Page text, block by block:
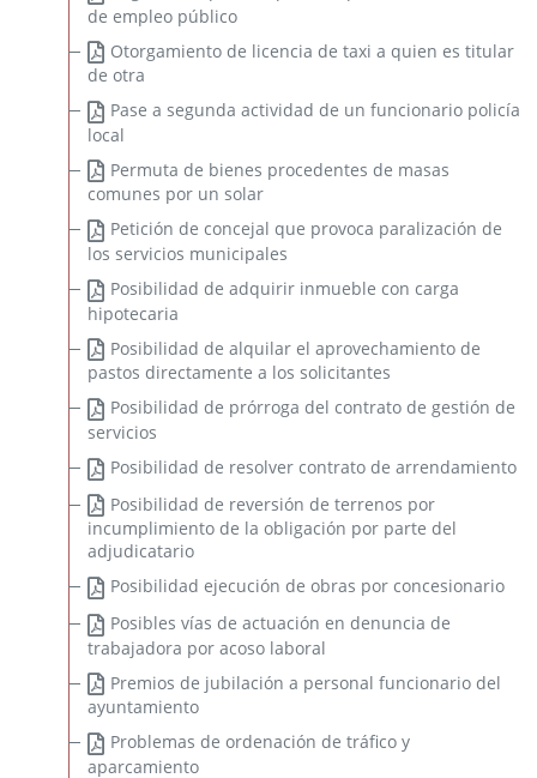
de empleo público
Otorgamiento de licencia de taxi a quien es titular
de otra
Pase a segunda actividad de un funcionario policía
local
Permuta de bienes procedentes de masas
comunes por un solar
Petición de concejal que provoca paralización de
los servicios municipales
Posibilidad de adquirir inmueble con carga
hipotecaria
Posibilidad de alquilar el aprovechamiento de
pastos directamente a los solicitantes
Posibilidad de prórroga del contrato de gestión de
servicios
Posibilidad de resolver contrato de arrendamiento
Posibilidad de reversión de terrenos por
incumplimiento de la obligación por parte del
adjudicatario
Posibilidad ejecución de obras por concesionario
Posibles vías de actuación en denuncia de
trabajadora por acoso laboral
Premios de jubilación a personal funcionario del
ayuntamiento
Problemas de ordenación de tráfico y
aparcamiento